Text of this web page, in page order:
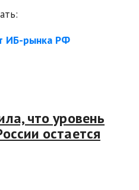
ИБ-рынка РФ
что уровень
остается